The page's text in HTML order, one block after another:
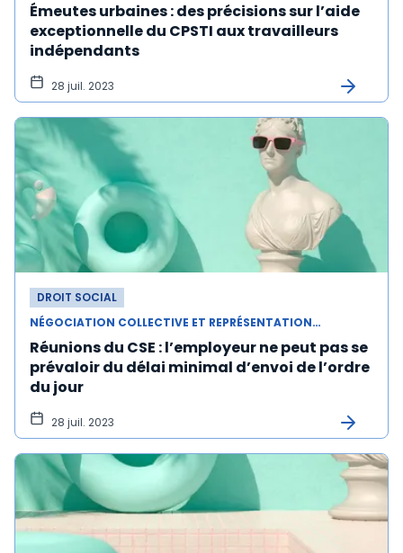
Émeutes urbaines : des précisions sur l’aide
exceptionnelle du CPSTI aux travailleurs
indépendants
28 juil. 2023
DROIT SOCIAL
NÉGOCIATION COLLECTIVE ET REPRÉSENTATION DU PERSONNEL
Réunions du CSE : l’employeur ne peut pas se
prévaloir du délai minimal d’envoi de l’ordre
du jour
28 juil. 2023